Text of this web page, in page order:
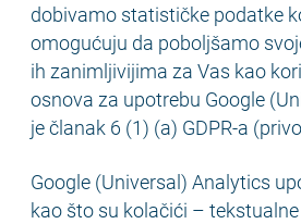
dobivamo statističke podatke
omogućuju da poboljšamo
ih zanimljivijima za Vas kao
osnova za upotrebu Google
je članak 6 (1) (a) GDPR-a
Google (Universal) Analytics
kao što su kolačići –